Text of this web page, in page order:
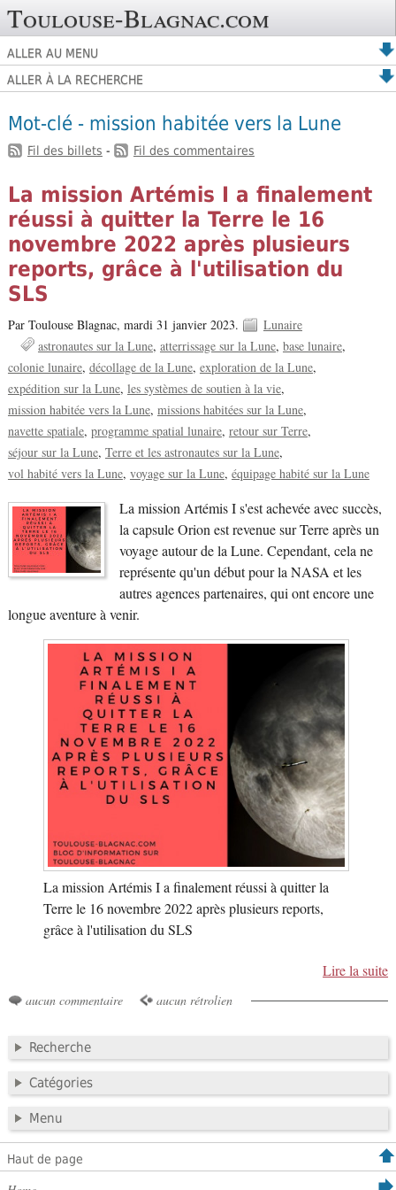
Toulouse-Blagnac.com
ALLER AU MENU
ALLER À LA RECHERCHE
Mot-clé - mission habitée vers la Lune
Fil des billets - Fil des commentaires
La mission Artémis I a finalement
réussi à quitter la Terre le 16
novembre 2022 après plusieurs
reports, grâce à l'utilisation du
SLS
Par Toulouse Blagnac, mardi 31 janvier 2023.
Lunaire
astronautes sur la Lune atterrissage sur la Lune base lunaire
colonie lunaire décollage de la Lune exploration de la Lune
expédition sur la Lune les systèmes de soutien à la vie
mission habitée vers la Lune missions habitées sur la Lune
navette spatiale programme spatial lunaire retour sur Terre
séjour sur la Lune Terre et les astronautes sur la Lune
vol habité vers la Lune voyage sur la Lune équipage habité sur la Lune
La mission Artémis I s'est achevée avec succès,
la capsule Orion est revenue sur Terre après un
voyage autour de la Lune. Cependant, cela ne
représente qu'un début pour la NASA et les
autres agences partenaires, qui ont encore une
longue aventure à venir.
La mission Artémis I a finalement réussi à quitter la
Terre le 16 novembre 2022 après plusieurs reports,
grâce à l'utilisation du SLS
Lire la suite
aucun commentaire aucun rétrolien
Recherche
Catégories
Menu
Haut de page